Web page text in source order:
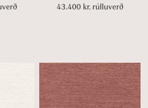
43.400 kr.rúlluverð